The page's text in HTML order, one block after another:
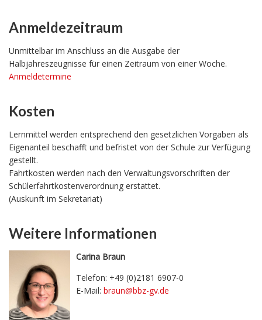
Anmeldezeitraum
Unmittelbar im Anschluss an die Ausgabe der
Halbjahreszeugnisse für einen Zeitraum von einer Woche.
Anmeldetermine
Kosten
Lernmittel werden entsprechend den gesetzlichen Vorgaben als
Eigenanteil beschafft und befristet von der Schule zur Verfügung
gestellt.
Fahrtkosten werden nach den Verwaltungsvorschriften der
Schülerfahrtkostenverordnung erstattet.
(Auskunft im Sekretariat)
Weitere Informationen
Carina Braun
Telefon: +49 (0)2181 6907-0
E-Mail: braun@bbz-gv.de